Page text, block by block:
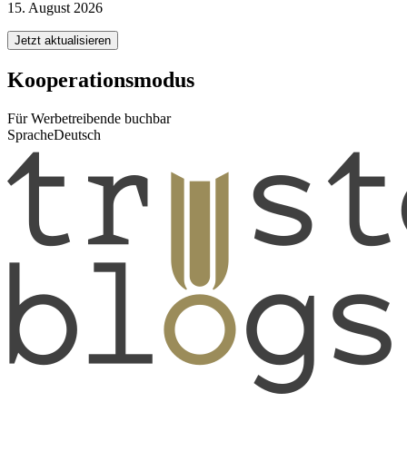
15. August 2026
Jetzt aktualisieren
Kooperationsmodus
Für Werbetreibende buchbar
SpracheDeutsch